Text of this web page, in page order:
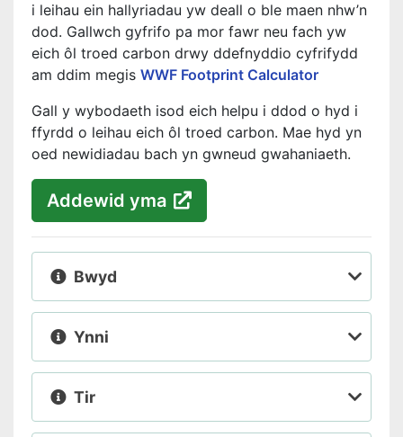
i leihau ein hallyriadau yw deall o ble maen nhw’n
dod. Gallwch gyfrifo pa mor fawr neu fach yw
eich ôl troed carbon drwy ddefnyddio cyfrifydd
am ddim megis WWF Footprint Calculator
Gall y wybodaeth isod eich helpu i ddod o hyd i
ffyrdd o leihau eich ôl troed carbon. Mae hyd yn
oed newidiadau bach yn gwneud gwahaniaeth.
Addewid yma
Bwyd
Ynni
Tir